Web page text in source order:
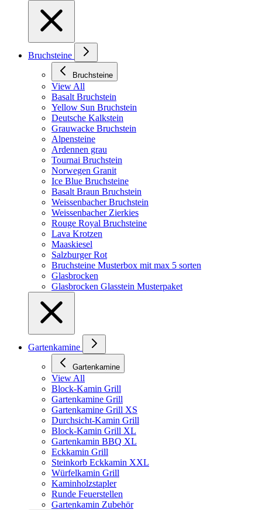
Bruchsteine
Bruchsteine
View All
Basalt Bruchstein
Yellow Sun Bruchstein
Deutsche Kalkstein
Grauwacke Bruchstein
Alpensteine
Ardennen grau
Tournai Bruchstein
Norwegen Granit
Ice Blue Bruchsteine
Basalt Braun Bruchstein
Weissenbacher Bruchstein
Weissenbacher Zierkies
Rouge Royal Bruchsteine
Lava Krotzen
Maaskiesel
Salzburger Rot
Bruchsteine Musterbox mit max 5 sorten
Glasbrocken
Glasbrocken Glasstein Musterpaket
Gartenkamine
Gartenkamine
View All
Block-Kamin Grill
Gartenkamine Grill
Gartenkamine Grill XS
Durchsicht-Kamin Grill
Block-Kamin Grill XL
Gartenkamin BBQ XL
Eckkamin Grill
Steinkorb Eckkamin XXL
Würfelkamin Grill
Kaminholzstapler
Runde Feuerstellen
Gartenkamin Zubehör